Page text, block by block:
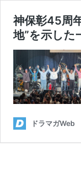
神保彰45周
地”を示した
ドラマガWeb